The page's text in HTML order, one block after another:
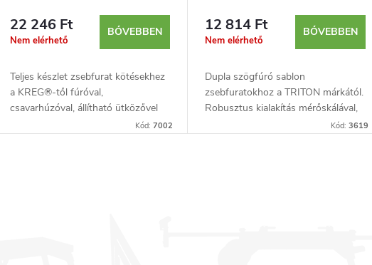
22 246 Ft
Nem elérhető
BŐVEBBEN
Teljes készlet zsebfurat kötésekhez
a KREG®-től fúróval,
csavarhúzóval, állítható ütközővel
Kód:7002
12 814 Ft
Nem elérhető
BŐVEBBEN
Dupla szögfúró sablon
zsebfuratokhoz a TRITON márkától.
Robusztus kialakítás mérőskálával,
Kód: 3619